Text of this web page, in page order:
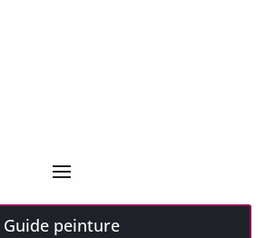
Guide peinture